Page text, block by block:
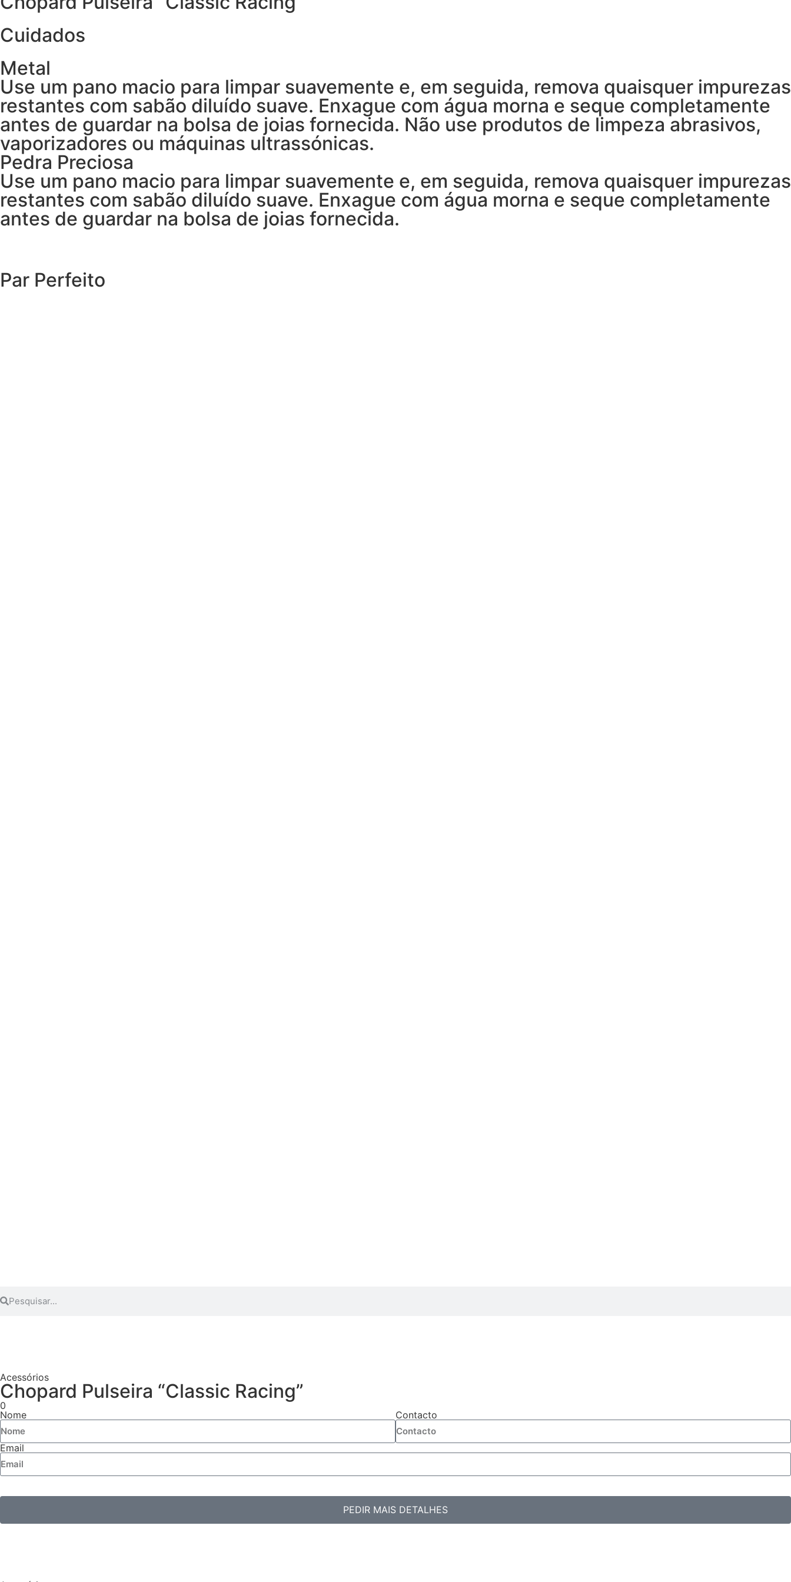
Cuidados
Metal
Use um pano macio para limpar suavemente e, em seguida, remova quaisquer impurezas
restantes com sabão diluído suave. Enxague com água morna e seque completamente
antes de guardar na bolsa de joias fornecida. Não use produtos de limpeza abrasivos,
vaporizadores ou máquinas ultrassónicas.
Pedra Preciosa
Use um pano macio para limpar suavemente e, em seguida, remova quaisquer impurezas
restantes com sabão diluído suave. Enxague com água morna e seque completamente
antes de guardar na bolsa de joias fornecida.
Par Perfeito
Acessórios
Chopard Pulseira “Classic Racing”
0
Nome
Contacto
Email
PEDIR MAIS DETALHES